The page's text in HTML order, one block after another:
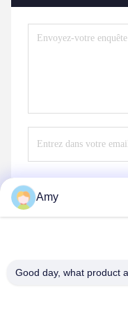
Amy
Good day, what product